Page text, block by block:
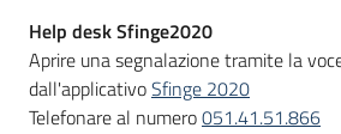
Help desk Sfinge2020
Aprire una segnalazione tramite la
dall'applicativoSfinge 2020
Telefonare al numero051.41.51.866